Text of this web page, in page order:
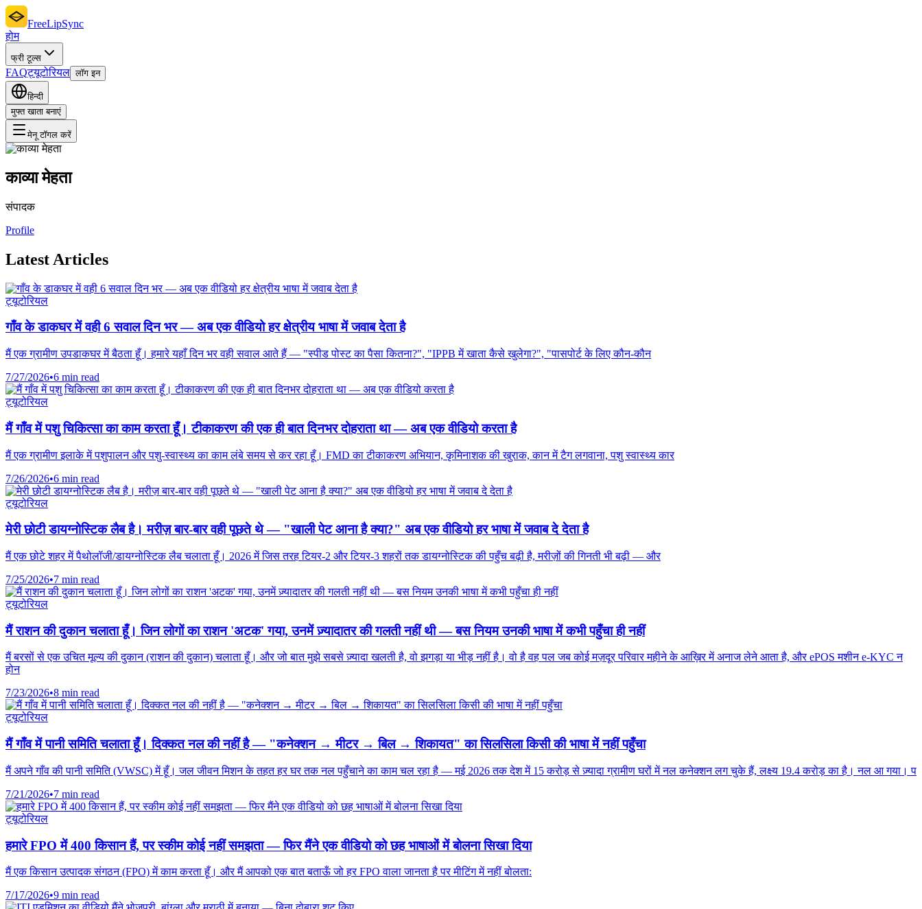
FreeLipSync
होम
फ्री टूल्स
FAQट्यूटोरियल लॉग इन
हिन्दी
मुफ्त खाता बनाएं
मेनू टॉगल करें
काव्या मेहता
संपादक
Profile
Latest Articles
ट्यूटोरियल
गाँव के डाकघर में वही 6 सवाल दिन भर — अब एक वीडियो हर क्षेत्रीय भाषा में जवाब देता है
मैं एक ग्रामीण उपडाकघर में बैठता हूँ। हमारे यहाँ दिन भर वही सवाल आते हैं — "स्पीड पोस्ट का पैसा कितना?", "IPPB में खाता कैसे खुलेगा?", "पासपोर्ट के लिए कौन-कौन
7/27/2026•6 min read
ट्यूटोरियल
मैं गाँव में पशु चिकित्सा का काम करता हूँ। टीकाकरण की एक ही बात दिनभर दोहराता था — अब एक वीडियो करता है
मैं एक ग्रामीण इलाके में पशुपालन और पशु-स्वास्थ्य का काम लंबे समय से कर रहा हूँ। FMD का टीकाकरण अभियान, कृमिनाशक की खुराक, कान में टैग लगवाना, पशु स्वास्थ्य कार
7/26/2026•6 min read
ट्यूटोरियल
मेरी छोटी डायग्नोस्टिक लैब है। मरीज़ बार-बार वही पूछते थे — "खाली पेट आना है क्या?" अब एक वीडियो हर भाषा में जवाब दे देता है
मैं एक छोटे शहर में पैथोलॉजी/डायग्नोस्टिक लैब चलाता हूँ। 2026 में जिस तरह टियर-2 और टियर-3 शहरों तक डायग्नोस्टिक की पहुँच बढ़ी है, मरीज़ों की गिनती भी बढ़ी — और
7/25/2026•7 min read
ट्यूटोरियल
मैं राशन की दुकान चलाता हूँ। जिन लोगों का राशन 'अटक' गया, उनमें ज़्यादातर की गलती नहीं थी — बस नियम उनकी भाषा में कभी पहुँचा ही नहीं
मैं बरसों से एक उचित मूल्य की दुकान (राशन की दुकान) चलाता हूँ। और जो बात मुझे सबसे ज़्यादा खलती है, वो झगड़ा या भीड़ नहीं है। वो है वह पल जब कोई मज़दूर परिवार महीने के आख़िर में अनाज लेने आता है, और ePOS मशीन e-KYC न
होन
7/23/2026•8 min read
ट्यूटोरियल
मैं गाँव में पानी समिति चलाता हूँ। दिक्कत नल की नहीं है — "कनेक्शन → मीटर → बिल → शिकायत" का सिलसिला किसी की भाषा में नहीं पहुँचा
मैं अपने गाँव की पानी समिति (VWSC) में हूँ। जल जीवन मिशन के तहत हर घर तक नल पहुँचाने का काम चल रहा है — मई 2026 तक देश में 15 करोड़ से ज़्यादा ग्रामीण घरों में नल कनेक्शन लग चुके हैं, लक्ष्य 19.4 करोड़ का है। नल आ गया। प
7/21/2026•7 min read
ट्यूटोरियल
हमारे FPO में 400 किसान हैं, पर स्कीम कोई नहीं समझता — फिर मैंने एक वीडियो को छह भाषाओं में बोलना सिखा दिया
मैं एक किसान उत्पादक संगठन (FPO) में काम करता हूँ। और मैं आपको एक बात बताऊँ जो हर FPO वाला जानता है पर मीटिंग में नहीं बोलता:
7/17/2026•9 min read